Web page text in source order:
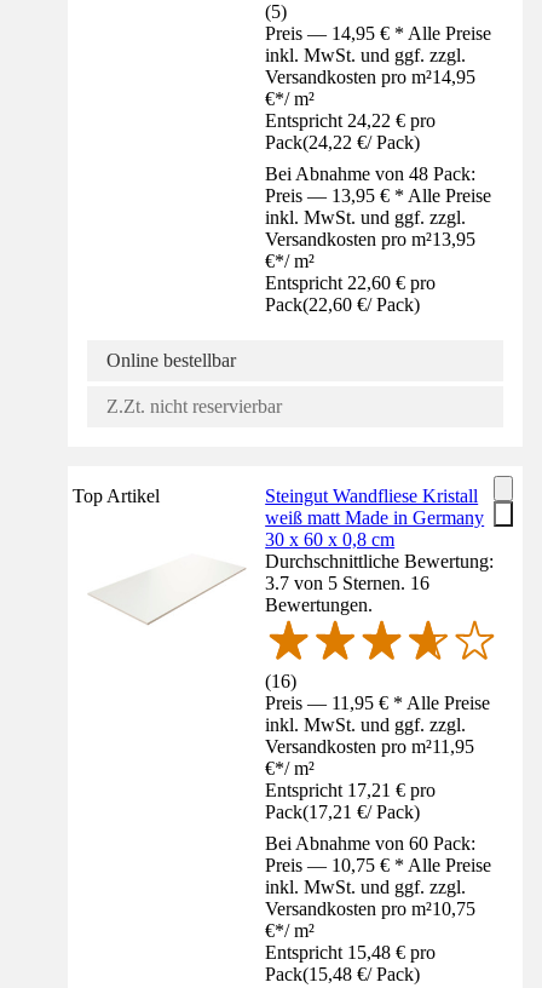
(5)
Preis — 14,95 € * Alle Preise
inkl. MwSt. und ggf. zzgl.
Versandkosten pro m²14,95
€*/ m²
Entspricht 24,22 € pro
Pack(24,22 €/ Pack)
Bei Abnahme von 48 Pack:
Preis — 13,95 € * Alle Preise
inkl. MwSt. und ggf. zzgl.
Versandkosten pro m²13,95
€*/ m²
Entspricht 22,60 € pro
Pack(22,60 €/ Pack)
Online bestellbar
Z.Zt. nicht reservierbar
Top Artikel
Steingut Wandfliese Kristall
weiß matt Made in Germany
30 x 60 x 0,8 cm
Durchschnittliche Bewertung:
3.7 von 5 Sternen. 16
Bewertungen.
(16)
Preis — 11,95 € * Alle Preise
inkl. MwSt. und ggf. zzgl.
Versandkosten pro m²11,95
€*/ m²
Entspricht 17,21 € pro
Pack(17,21 €/ Pack)
Bei Abnahme von 60 Pack:
Preis — 10,75 € * Alle Preise
inkl. MwSt. und ggf. zzgl.
Versandkosten pro m²10,75
€*/ m²
Entspricht 15,48 € pro
Pack(15,48 €/ Pack)